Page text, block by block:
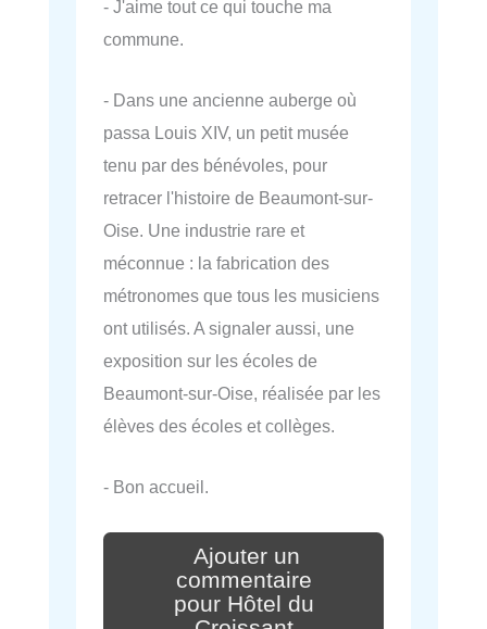
- J'aime tout ce qui touche ma
commune.
- Dans une ancienne auberge où
passa Louis XIV, un petit musée
tenu par des bénévoles, pour
retracer l'histoire de Beaumont-sur-
Oise. Une industrie rare et
méconnue : la fabrication des
métronomes que tous les musiciens
ont utilisés. A signaler aussi, une
exposition sur les écoles de
Beaumont-sur-Oise, réalisée par les
élèves des écoles et collèges.
- Bon accueil.
Ajouter un
commentaire
pour Hôtel du